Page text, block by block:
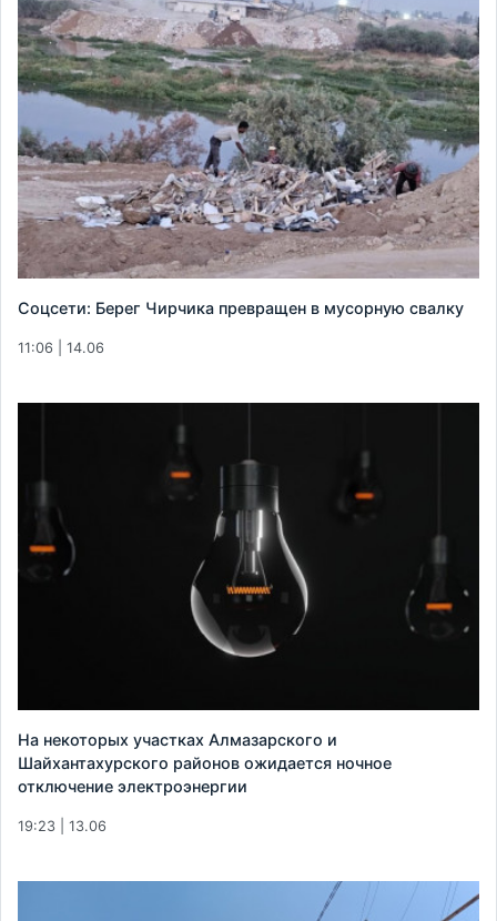
Соцсети: Берег Чирчика превращен в мусорную свалку
11:06 | 14.06
На некоторых участках Алмазарского и
Шайхантахурского районов ожидается ночное
отключение электроэнергии
19:23 | 13.06